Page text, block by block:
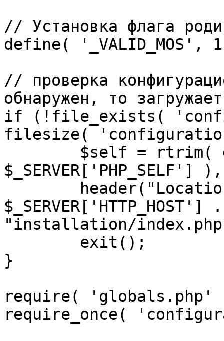
// Установка флага
define( '_VALID_MOS',
// проверка
обнаружен, то
if (!file_exists(
filesize(
"installation/
}
require(
require_once(